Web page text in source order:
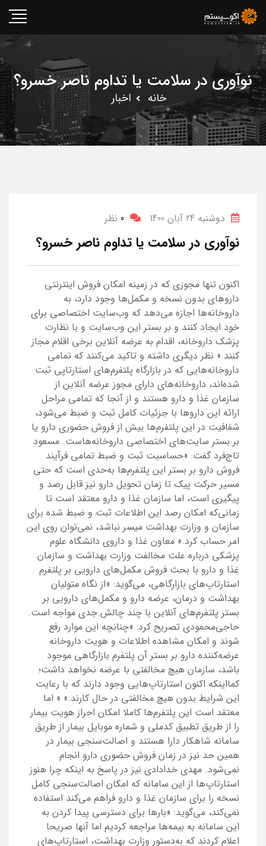
نوآوری در سلامت یا تداوم ناصر خسرو؟
خانه اخبار
دوشنبه 24 آبان 1400 0 نظر
نوآوری در سلامت یا تداوم ناصر خسرو؟
اکنون تنها مجوزی که در زمینه امکان فروش اینترنتی
دارو‌های بدون نسخه و مکمل‌‌ها وجود دارد، به
داروخانه‌ها اجازه می‌دهد که وب‌سایت اختصاصی برای
خود ایجاد کنند و بر بستر این وب‌سایت و با نظارت
پزشک داروخانه، اقدام به عرضه آنلاین برخی اقلام مجاز
کنند.» نظر دیگری داشته و تاکید می‌کنند که تمامی
داروخانه‌‌هایی که در بازارگاه پلتفرم‌‌های استارتاپی ثبت
شده‌اند، داروخانه‌های دارای مجوز عرضه آنلاین از
سازمان غذا و دارو هستند و از آنجا که تمامی مراحل
ارائه این داروها با جزئیات کامل ثبت و ضبط می‌شود،
شفافیت در این پلتفرم‌‌ها بیش از فروش حضوری دارو یا
بر بستر سایت‌‌های اختصاصی داروخانه‌هاست. مسعود
تاج‌فرد گفت: «حساسیت ثبت و ضبط تمامی فرآیند
فروش دارو بر بستر این پلتفرم‌ها به‌حدی است که حتی
مسیر حرکت پیک تا زمان تحویل دارو نیز قابل رصد و
پیگیری است، اما سازمان غذا و دارو معتقد است تا
زمانی‌که امکان رصد این اطلاعات ثبت و ضبط شده برای
سازمان و وزارت بهداشت میسر نباشد، نمی‌‌توان روی این
امر حساب کرد.» معاون غذا و داروی دانشگاه علوم
پزشکی درباره علت مخالفت وزارت بهداشت و سازمان
غذا و دارو با بحث فروش مکمل‌‌های دارویی بر پلتفرم
استارتاپ‌های بازارگاهی، می‌گوید: «از نگاه متولیان
بهداشت و درمان، عرضه دارو و مکمل‌های دارویی بر
بستر پلتفرم‌‌های آنلاین با چند چالش جدی مواجه است.
حاجی‌محمودی تصریح کرد: «چنانچه این موارد رفع
شوند و امکان مشاهده اطلاعات و هویت داروخانه
عرضه‌کننده دارو بر بستر آن پلتفرم بازارگاهی موجود
باشد، سازمان هیچ مخالفتی با عرضه نخواهد داشت؛
کما‌اینکه اکنون استارتاپ‌هایی وجود دارند که با رعایت
این شرایط بدون هیچ مخالفتی در حال کارند.» » اما
معتقد است این پلتفرم‌‌ها کاملا امکان احراز هویت بیمار
را از طریق تطبیق کدملی و شماره موبایل بیمار از طریق
سامانه شاهکار دارا هستند و اصالت‌سنجی بیمار در
همین حد نیز در زمان فروش حضوری دارو انجام
نمی‌شود. مهدی خدادادی نیز در پاسخ به اینکه چرا هنوز
استارتاپ‌ها از این سامانه که امکان اصالت‌سنجی کامل
نسخه را برای سازمان غذا و دارو فراهم می‌کند استفاده
نمی‌کند، می‌گوید: «بارها برای دسترسی پیدا کردن به
این سامانه به بیمه‌ها مراجعه کردیم اما آنها صریحا
اعلام کردند که به‌دستور وزارت بهداشت، استارتاپ‌های